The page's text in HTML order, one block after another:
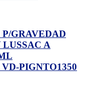
GRAVEDAD
A
PIGNTO1350